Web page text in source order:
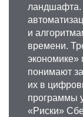
ландшафта.
и
времени.
экономике»
понимают
их в
программы
«Риски»